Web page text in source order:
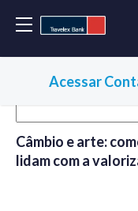
Acessar
Câmbio e arte:
lidam com a